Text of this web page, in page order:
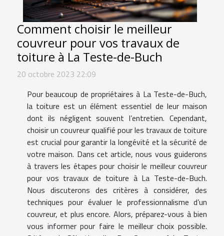
Comment choisir le meilleur
couvreur pour vos travaux de
toiture à La Teste-de-Buch
20 octobre 2023 22:09
Pour beaucoup de propriétaires à La Teste-de-Buch,
la toiture est un élément essentiel de leur maison
dont ils négligent souvent l’entretien. Cependant,
choisir un couvreur qualifié pour les travaux de toiture
est crucial pour garantir la longévité et la sécurité de
votre maison. Dans cet article, nous vous guiderons
à travers les étapes pour choisir le meilleur couvreur
pour vos travaux de toiture à La Teste-de-Buch.
Nous discuterons des critères à considérer, des
techniques pour évaluer le professionnalisme d’un
couvreur, et plus encore. Alors, préparez-vous à bien
vous informer pour faire le meilleur choix possible.